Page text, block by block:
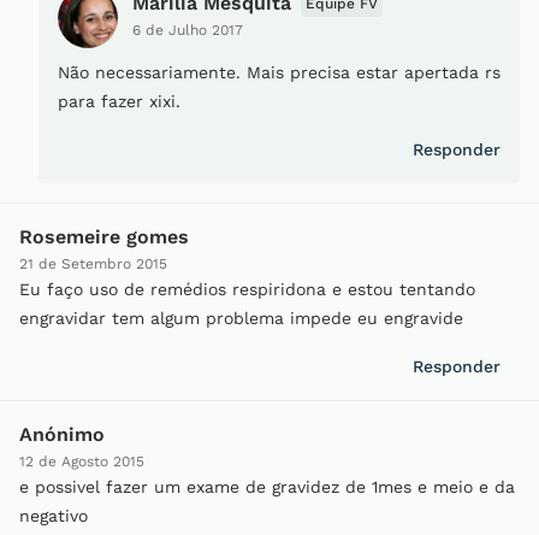
6 de Julho 2017
Equipe FV
Não necessariamente. Mais precisa estar apertada rs
para fazer xixi.
Responder
Rosemeire gomes
21 de Setembro 2015
Eu faço uso de remédios respiridona e estou tentando
engravidar tem algum problema impede eu engravide
Responder
Anónimo
12 de Agosto 2015
e possivel fazer um exame de gravidez de 1mes e meio e da
negativo